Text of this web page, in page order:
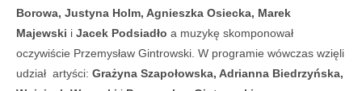
Borowa, Justyna Holm, Agnieszka Osiecka, Marek
Majewski i Jacek Podsiadło a muzykę skomponował
oczywiście Przemysław Gintrowski. W programie wówczas wzięli
udział artyści: Grażyna Szapołowska, Adrianna Biedrzyńska,